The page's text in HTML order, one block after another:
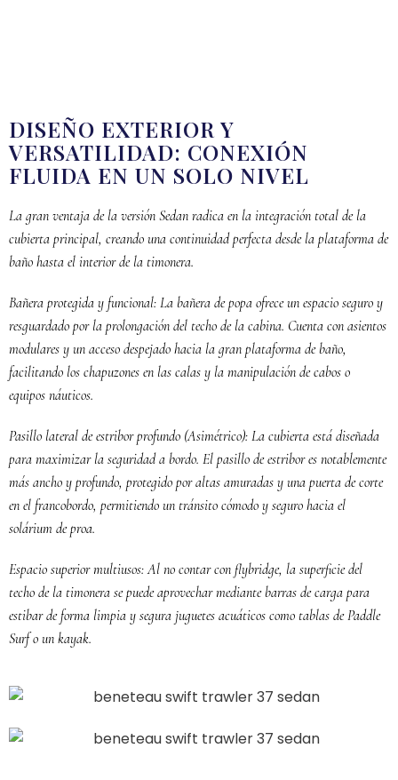
DISEÑO EXTERIOR Y
VERSATILIDAD: CONEXIÓN
FLUIDA EN UN SOLO NIVEL
La gran ventaja de la versión Sedan radica en la integración total de la
cubierta principal, creando una continuidad perfecta desde la plataforma de
baño hasta el interior de la timonera.
Bañera protegida y funcional: La bañera de popa ofrece un espacio seguro y
resguardado por la prolongación del techo de la cabina. Cuenta con asientos
modulares y un acceso despejado hacia la gran plataforma de baño,
facilitando los chapuzones en las calas y la manipulación de cabos o
equipos náuticos.
Pasillo lateral de estribor profundo (Asimétrico): La cubierta está diseñada
para maximizar la seguridad a bordo. El pasillo de estribor es notablemente
más ancho y profundo, protegido por altas amuradas y una puerta de corte
en el francobordo, permitiendo un tránsito cómodo y seguro hacia el
solárium de proa.
Espacio superior multiusos: Al no contar con flybridge, la superficie del
techo de la timonera se puede aprovechar mediante barras de carga para
estibar de forma limpia y segura juguetes acuáticos como tablas de Paddle
Surf o un kayak.